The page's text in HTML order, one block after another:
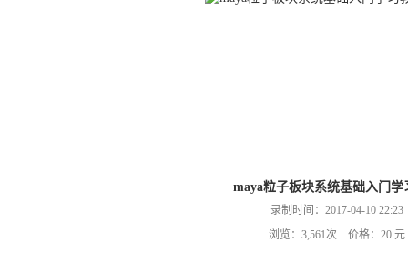
maya粒子板块系统基础入门学
录制时间：2017-04-10 22:23
浏览：3,561次 价格：20 元